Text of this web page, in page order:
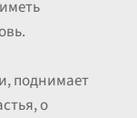
поднимает
о